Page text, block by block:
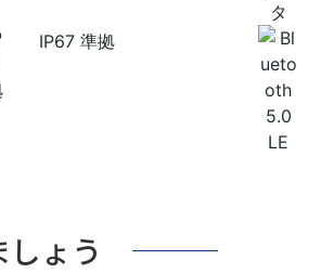
IP67 準拠
ょう